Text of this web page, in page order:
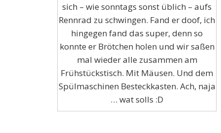
sich – wie sonntags sonst üblich – aufs
Rennrad zu schwingen. Fand er doof, ich
hingegen fand das super, denn so
konnte er Brötchen holen und wir saßen
mal wieder alle zusammen am
Frühstückstisch. Mit Mäusen. Und dem
Spülmaschinen Besteckkasten. Ach, naja
… wat solls :D